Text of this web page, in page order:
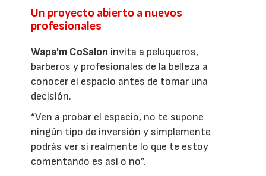
Un proyecto abierto a nuevos
profesionales
Wapa'm CoSalon invita a peluqueros,
barberos y profesionales de la belleza a
conocer el espacio antes de tomar una
decisión.
“Ven a probar el espacio, no te supone
ningún tipo de inversión y simplemente
podrás ver si realmente lo que te estoy
comentando es así o no”.